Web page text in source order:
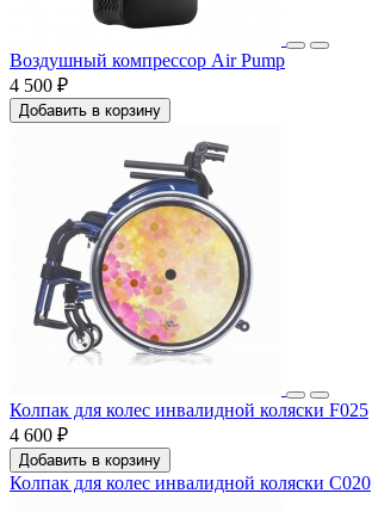
Воздушный компрессор Air Pump
4 500 ₽
Добавить в корзину
Колпак для колес инвалидной коляски F025
4 600 ₽
Добавить в корзину
Колпак для колес инвалидной коляски C020